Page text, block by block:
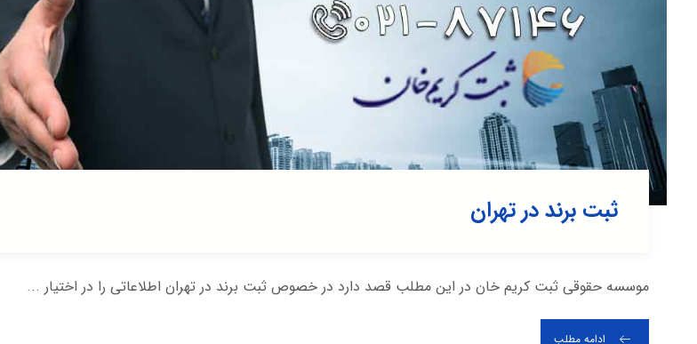
ثبت برند در تهران
موسسه حقوقی ثبت کریم خان در این مطلب قصد دارد در خصوص ثبت برند در تهران اطلاعاتی را در اختیار ...
ادامه مطلب